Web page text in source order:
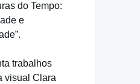
do Tempo:
e
trabalhos
visual Clara